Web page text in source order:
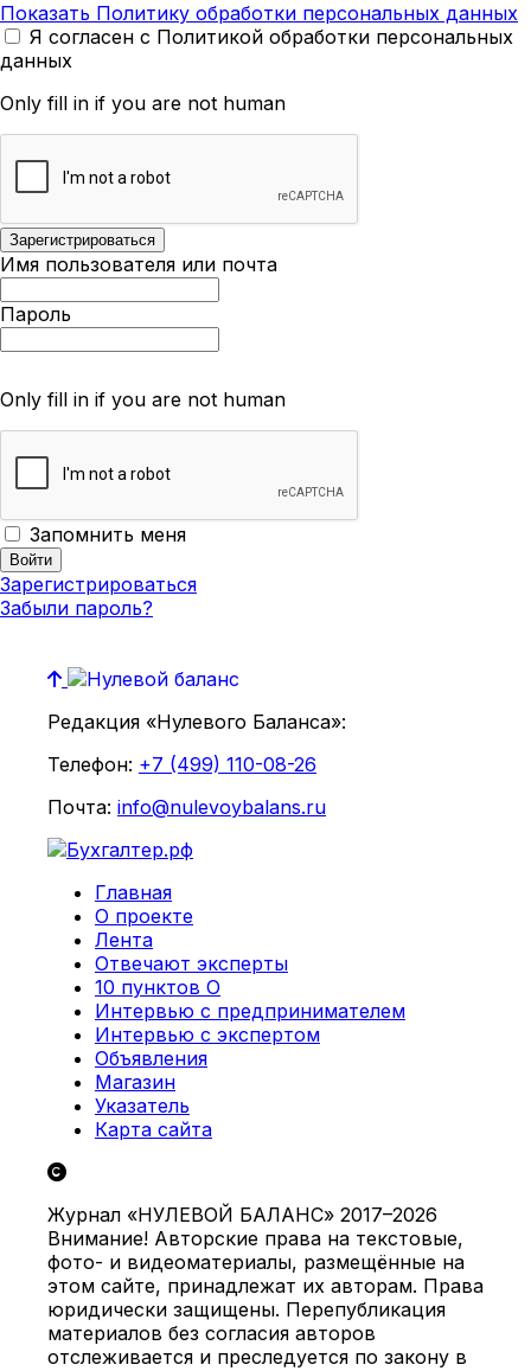
Показать Политику обработки персональных данных
Я согласен с Политикой обработки персональных
данных
Only fill in if you are not human
Имя пользователя или почта
Пароль
Only fill in if you are not human
Запомнить меня
Зарегистрироваться
Забыли пароль?
Редакция «Нулевого Баланса»:
Телефон: +7 (499) 110-08-26
Почта: info@nulevoybalans.ru
Главная
О проекте
Лента
Отвечают эксперты
10 пунктов О
Интервью с предпринимателем
Интервью с экспертом
Объявления
Магазин
Указатель
Карта сайта
Журнал «НУЛЕВОЙ БАЛАНС» 2017–2026
Внимание! Авторские права на текстовые,
фото- и видеоматериалы, размещённые на
этом сайте, принадлежат их авторам. Права
юридически защищены. Перепубликация
материалов без согласия авторов
отслеживается и преследуется по закону в